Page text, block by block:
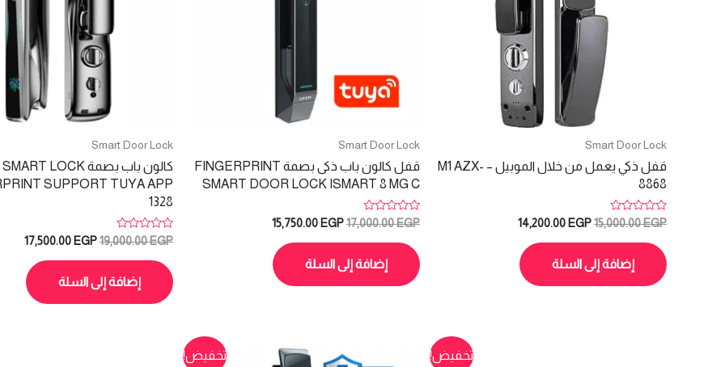
Smart Door Lock
قفل ذكي يعمل من خلال الموبيل – M1 AZX-
8868
تم
من
5
15,000.00EGP
السعر
15,000.00 EGP.
14,200.00 EGP
السعر
إضافة إلى السلة
Smart Door Lock
قفل كالون باب ذكى بصمة FINGERPRINT
SMART DOOR LOCK ISMART 8 MG C
تم
من
5
17,000.00EGP
السعر
17,000.00 EGP.
15,750.00 EGP
السعر
إضافة إلى السلة
Smart Door Lock
كالون باب بصمة SMART LOCK
SUPPORT TUYA APP
1328
تم
من
5
19,000.00EGP
السعر
19,000.00 EGP.
17,500.00 EGP
السعر
إضافة إلى السلة
تخفيض! تخفيض!